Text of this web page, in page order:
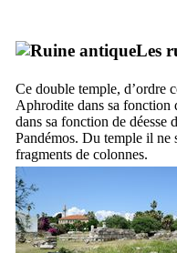
Les
Ce double temple, d’ordre
Aphrodite dans sa fonction
dans sa fonction de déesse
Pandémos. Du temple il ne
fragments de colonnes.